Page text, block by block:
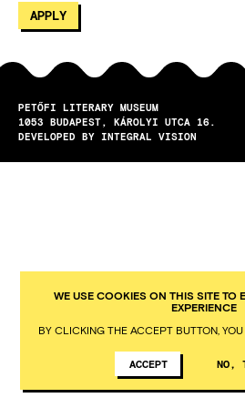
PETŐFI LITERARY MUSEUM
1053
BUDAPEST
KÁROLYI UTCA 16.
DEVELOPED BY INTEGRAL VISION
WE USE COOKIES ON THIS SITE TO
EXPERIENCE
BY CLICKING THE ACCEPT BUTTON,
ACCEPT NO,